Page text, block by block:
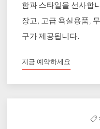
함과 스타일을 선사합
장고, 고급 욕실용품,
구가 제공됩니다.
지금 예약하세요